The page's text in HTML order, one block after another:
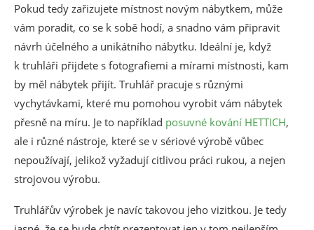
Pokud tedy zařizujete místnost novým nábytkem, může
vám poradit, co se k sobě hodí, a snadno vám připravit
návrh účelného a unikátního nábytku. Ideální je, když
k truhláři přijdete s fotografiemi a mírami místnosti, kam
by měl nábytek přijít. Truhlář pracuje s různými
vychytávkami, které mu pomohou vyrobit vám nábytek
přesně na míru. Je to například posuvné kování HETTICH,
ale i různé nástroje, které se v sériové výrobě vůbec
nepoužívají, jelikož vyžadují citlivou práci rukou, a nejen
strojovou výrobu.
Truhlářův výrobek je navíc takovou jeho vizitkou. Je tedy